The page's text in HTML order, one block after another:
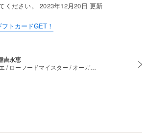
ください。 2023年12月20日 更新
トカードGET！
吉永恵
/ ローフードマイスター / オーガ…